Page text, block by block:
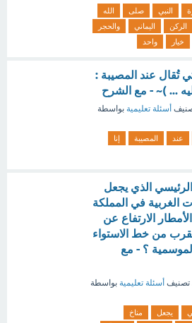
النبي صلى
الله
الركن اليماني
والحجر
خيار واحد
تُقال عند المصيبة :
إليه ... )~ - مع الشرح
أسئلة تعليمية بواسطة
عند المصيبة
إنا
الذي يجعل
الغربية في المملكة
الارتفاع عن
من خط الاستواء
؟ - مع
أسئلة تعليمية بواسطة
يجعل
مناخ